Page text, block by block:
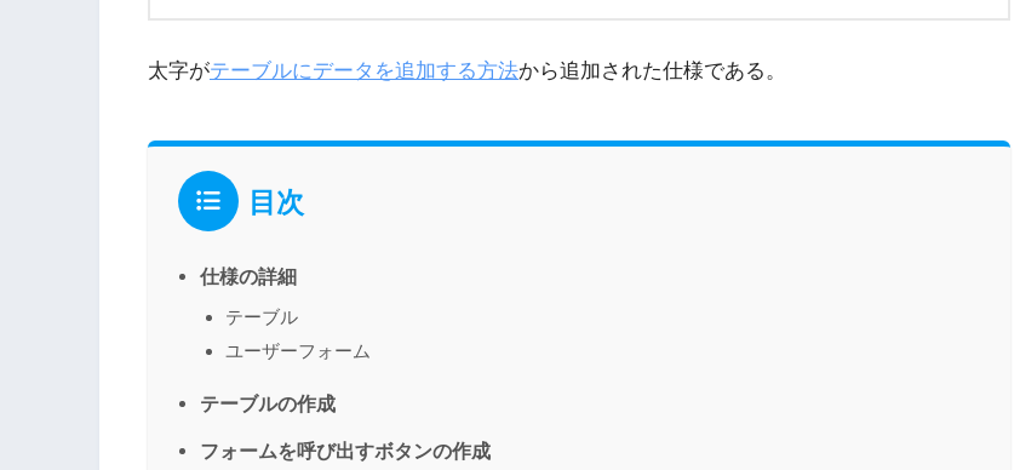
太字がテーブルにデータを追加する方法から追加された仕様である。
目次
仕様の詳細
テーブル
ユーザーフォーム
テーブルの作成
フォームを呼び出すボタンの作成